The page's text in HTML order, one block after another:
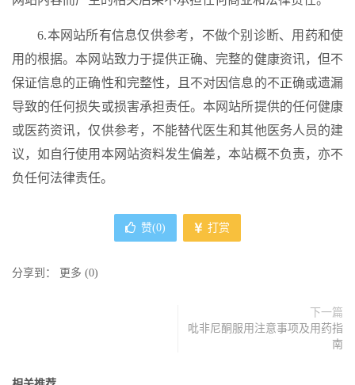
6.本网站所有信息仅供参考，不做个别诊断、用药和使
用的根据。本网站致力于提供正确、完整的健康资讯，但不
保证信息的正确性和完整性，且不对因信息的不正确或遗漏
导致的任何损失或损害承担责任。本网站所提供的任何健康
或医药资讯，仅供参考，不能替代医生和其他医务人员的建
议，如自行使用本网站资料发生偏差，本站概不负责，亦不
负任何法律责任。
赞(0) 打赏
分享到： 更多 (0)
下一篇
吡非尼酮服用注意事项及用药指
南